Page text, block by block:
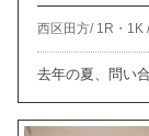
西区田方/ 1R・1K
去年の夏、問い